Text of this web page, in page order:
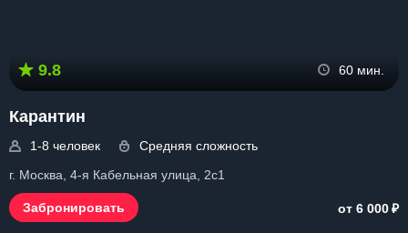
9.8 60 мин.
Карантин
1-8 человек
Средняя сложность
г. Москва, 4-я Кабельная улица, 2с1
Забронировать от 6 000₽